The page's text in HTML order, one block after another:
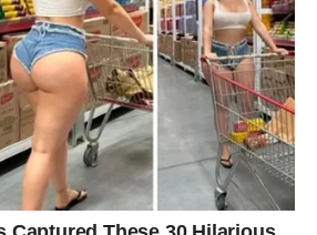
se kod Škorpije često vezuju.
ljubav. Ne ulazite u
strasti. Neka srce bude srce, a
za Škorpiju
mogli da gradite samo zato što